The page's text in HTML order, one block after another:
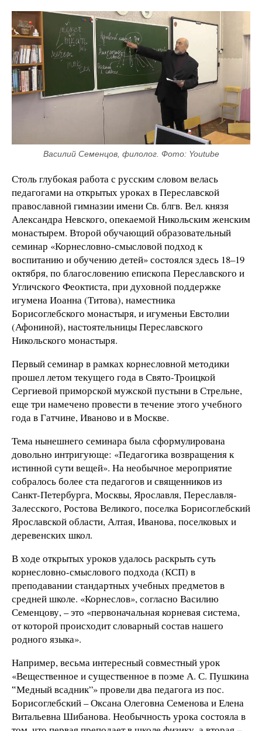
Василий Семенцов, филолог. Фото: Youtube
Столь глубокая работа с русским словом велась
педагогами на открытых уроках в Переславской
православной гимназии имени Св. блгв. Вел. князя
Александра Невского, опекаемой Никольским женским
монастырем. Второй обучающий образовательный
семинар «Корнесловно-смысловой подход к
воспитанию и обучению детей» состоялся здесь 18–19
октября, по благословению епископа Переславского и
Угличского Феоктиста, при духовной поддержке
игумена Иоанна (Титова), наместника
Борисоглебского монастыря, и игуменьи Евстолии
(Афониной), настоятельницы Переславского
Никольского монастыря.
Первый семинар в рамках корнесловной методики
прошел летом текущего года в Свято-Троицкой
Сергиевой приморской мужской пустыни в Стрельне,
еще три намечено провести в течение этого учебного
года в Гатчине, Иваново и в Москве.
Тема нынешнего семинара была сформулирована
довольно интригующе: «Педагогика возвращения к
истинной сути вещей». На необычное мероприятие
собралось более ста педагогов и священников из
Санкт-Петербурга, Москвы, Ярославля, Переславля-
Залесского, Ростова Великого, поселка Борисоглебский
Ярославской области, Алтая, Иванова, поселковых и
деревенских школ.
В ходе открытых уроков удалось раскрыть суть
корнесловно-смыслового подхода (КСП) в
преподавании стандартных учебных предметов в
средней школе. «Корнеслов», согласно Василию
Семенцову, – это «первоначальная корневая система,
от которой происходит словарный состав нашего
родного языка».
Например, весьма интересный совместный урок
«Вещественное и существенное в поэме А. С. Пушкина
‟Медный всадник”» провели два педагога из пос.
Борисоглебский – Оксана Олеговна Семенова и Елена
Витальевна Шибанова. Необычность урока состояла в